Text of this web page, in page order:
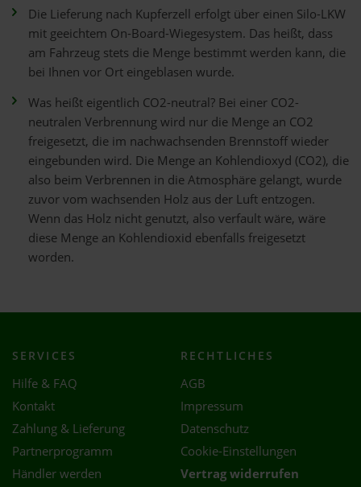
Die Lieferung nach Kupferzell erfolgt über einen Silo-LKW
mit geeichtem On-Board-Wiegesystem. Das heißt, dass
am Fahrzeug stets die Menge bestimmt werden kann, die
bei Ihnen vor Ort eingeblasen wurde.
Was heißt eigentlich CO2-neutral? Bei einer CO2-
neutralen Verbrennung wird nur die Menge an CO2
freigesetzt, die im nachwachsenden Brennstoff wieder
eingebunden wird. Die Menge an Kohlendioxyd (CO2), die
also beim Verbrennen in die Atmosphäre gelangt, wurde
zuvor vom wachsenden Holz aus der Luft entzogen.
Wenn das Holz nicht genutzt, also verfault wäre, wäre
diese Menge an Kohlendioxid ebenfalls freigesetzt
worden.
SERVICES
Hilfe & FAQ
Kontakt
Zahlung & Lieferung
Partnerprogramm
Händler werden
RECHTLICHES
AGB
Impressum
Datenschutz
Cookie-Einstellungen
Vertrag widerrufen